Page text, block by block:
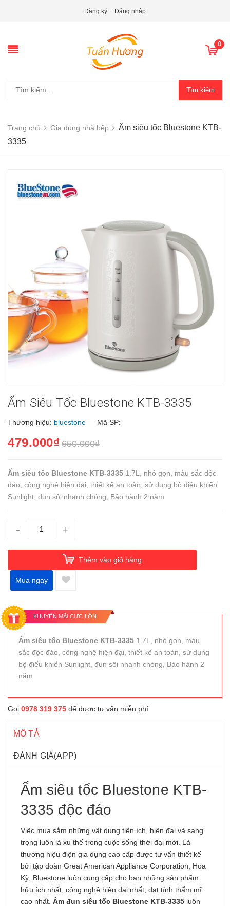
Đăng ký Đăng nhập
0
Tìm kiếm
Trang chủ Gia dụng nhà bếp
Ấm siêu tốc Bluestone KTB-
3335
Ấm Siêu Tốc Bluestone KTB-3335
Thương hiệu: bluestone Mã SP:
479.000₫ 650.000₫
Ấm siêu tốc Bluestone KTB-3335 1.7L, nhỏ gọn, màu sắc độc
đáo, công nghệ hiện đại, thiết kế an toàn, sử dụng bộ điểu khiển
Sunlight, đun sôi nhanh chóng, Bảo hành 2 năm
- +
Thêm vào giỏ hàng
Mua ngay
KHUYẾN MÃI CỰC LỚN
Ấm siêu tốc Bluestone KTB-3335 1.7L, nhỏ gọn, màu
sắc độc đáo, công nghệ hiện đại, thiết kế an toàn, sử dụng
bộ điểu khiển Sunlight, đun sôi nhanh chóng, Bảo hành 2
năm
Gọi 0978 319 375 để được tư vấn miễn phí
MÔ TẢ
ĐÁNH GIÁ(APP)
Ấm siêu tốc Bluestone KTB-
3335 độc đáo
Việc mua sắm những vật dụng tiện ích, hiện đại và sang
trọng luôn là xu thế trong cuộc sống thời đại mới. Là
thương hiệu điện gia dụng cao cấp được tư vấn thiết kế
bởi tập đoàn Great American Appliance Corporation, Hoa
Kỳ, Bluestone luôn cung cấp cho bạn những sản phẩm
hữu ích nhất, công nghệ hiện đại nhất, đạt tính thẩm mĩ
cao nhất. Ấm đun siêu tốc Bluestone KTB-3335 luôn